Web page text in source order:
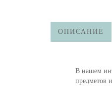
ОПИСАНИЕ
В нашем
предметов